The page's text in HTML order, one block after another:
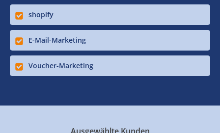
shopify
E-Mail-Marketing
Voucher-Marketing
Ausgewählte Kunden